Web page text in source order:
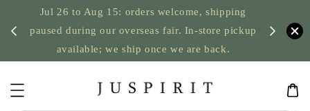
Jul 26 to Aug 15: orders welcome, shipping
paused during our overseas fair. In-store pickup
available; we ship once we are back.
US